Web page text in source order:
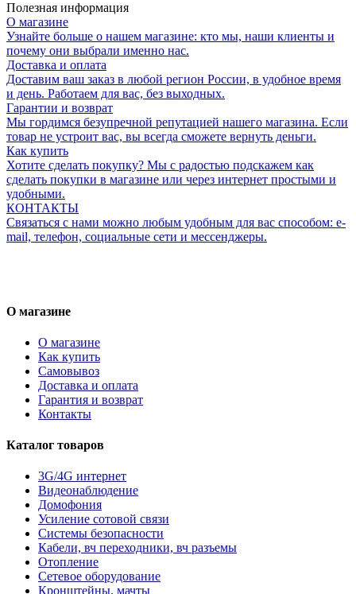
Полезная информация
О магазине
Узнайте больше о нашем магазине: кто мы, наши клиенты и
почему они выбрали именно нас.
Доставка и оплата
Доставим ваш заказ в любой регион России, в удобное время
и день. Работаем для вас, без выходных.
Гарантии и возврат
Мы гордимся безупречной репутацией нашего магазина. Если
товар не устроит вас, вы всегда сможете вернуть деньги.
Как купить
Хотите сделать покупку? Мы с радостью подскажем как
сделать покупки в магазине или через интернет простыми и
удобными.
КОНТАКТЫ
Связаться с нами можно любым удобным для вас способом: e-
mail, телефон, социальные сети и мессенджеры.
О магазине
О магазине
Как купить
Самовывоз
Доставка и оплата
Гарантия и возврат
Контакты
Каталог товаров
3G/4G интернет
Видеонаблюдение
Домофония
Усиление сотовой связи
Системы безопасности
Кабели, вч переходники, вч разъемы
Отопление
Сетевое оборудование
Кронштейны, мачты